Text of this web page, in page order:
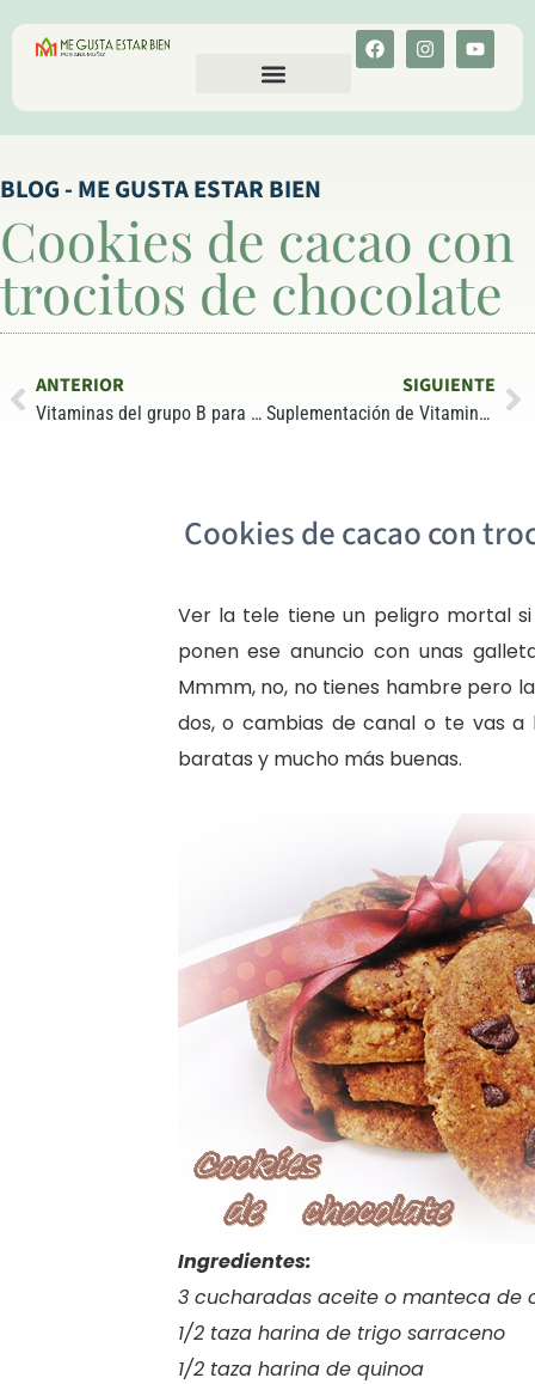
BLOG - ME GUSTA ESTAR BIEN
Cookies de cacao con
trocitos de chocolate
ANTERIOR
Vitaminas del grupo B para luchar contra infecciones
SIGUIENTE
Suplementación de Vitamina D3 y riesgo de toxicidad
Cookies de cacao con
Ver la tele tiene un peligro mortal
ponen ese anuncio con unas
Mmmm, no, no tienes hambre pero
dos, o cambias de canal o te vas a
baratas y mucho más buenas.
Ingredientes:
3 cucharadas aceite o manteca de
1/2 taza harina de trigo sarraceno
1/2 taza harina de quinoa